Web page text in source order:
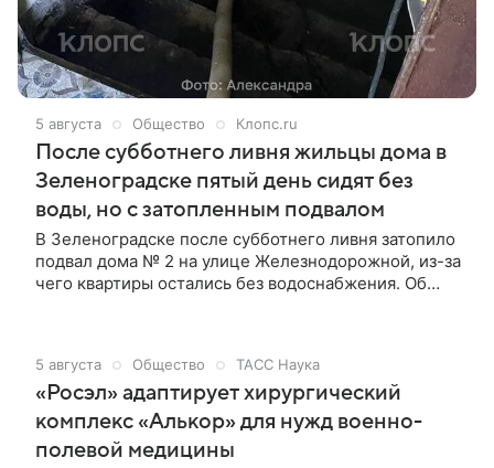
5 августа Общество Клопс.ru
После субботнего ливня жильцы дома в
Зеленоградске пятый день сидят без
воды, но с затопленным подвалом
В Зеленоградске после субботнего ливня затопило
подвал дома № 2 на улице Железнодорожной, из-за
чего квартиры остались без водоснабжения. Об
5 августа Общество ТАСС Наука
«Росэл» адаптирует хирургический
комплекс «Алькор» для нужд военно-
полевой медицины